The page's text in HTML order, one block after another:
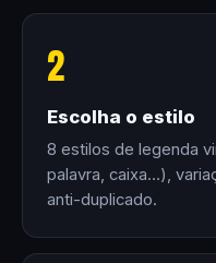
2
Escolha o estilo
8 estilos de legenda
palavra, caixa…),
anti-duplicado.